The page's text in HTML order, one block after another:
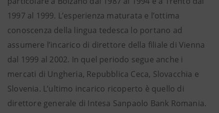
1997 al 1999. L’esperienza maturata e l’ottima
conoscenza della lingua tedesca lo portano ad
assumere l’incarico di direttore della filiale di Vienna
dal 1999 al 2002. In quel periodo segue anche i
mercati di Ungheria, Repubblica Ceca, Slovacchia e
Slovenia. L’ultimo incarico ricoperto è quello di
direttore generale di Intesa Sanpaolo Bank Romania.